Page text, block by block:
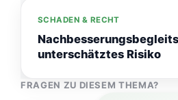
SCHADEN & RECHT
unterschätztes Risiko
FRAGEN ZU DIESEM THEMA?